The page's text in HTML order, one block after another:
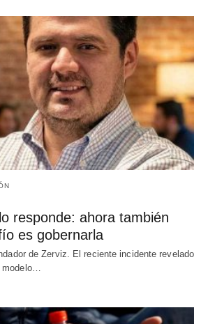
responde: ahora también
es gobernarla
de Zerviz. El reciente incidente revelado
modelo…